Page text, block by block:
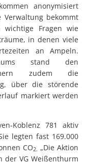
anonymisiert
Verwaltung bekommt
wichtige Fragen wie
in denen viele
an Ampeln.
stand den
zudem die
über die störende
markiert werden
Koblenz 781 aktiv
legten fast 169.000
CO2. „Die Aktion
VG Weißenthurm